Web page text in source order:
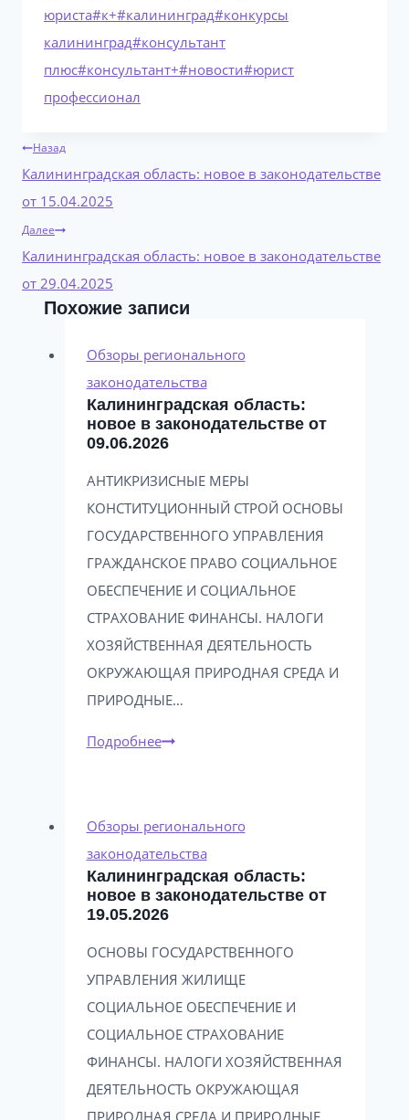
юриста#к+#калининград#конкурсы
калининград#консультант
плюс#консультант+#новости#юрист
профессионал
Навигация
по
записям
Назад
Калининградская область: новое в законодательстве
от 15.04.2025
Далее
Калининградская область: новое в законодательстве
от 29.04.2025
Похожие записи
Обзоры регионального
законодательства
Калининградская область:
новое в законодательстве от
09.06.2026
АНТИКРИЗИСНЫЕ МЕРЫ
КОНСТИТУЦИОННЫЙ СТРОЙ ОСНОВЫ
ГОСУДАРСТВЕННОГО УПРАВЛЕНИЯ
ГРАЖДАНСКОЕ ПРАВО СОЦИАЛЬНОЕ
ОБЕСПЕЧЕНИЕ И СОЦИАЛЬНОЕ
СТРАХОВАНИЕ ФИНАНСЫ. НАЛОГИ
ХОЗЯЙСТВЕННАЯ ДЕЯТЕЛЬНОСТЬ
ОКРУЖАЮЩАЯ ПРИРОДНАЯ СРЕДА И
ПРИРОДНЫЕ…
ПодробнееКалининградская
в
законодательстве
от
09.06.2026
Обзоры регионального
законодательства
Калининградская область:
новое в законодательстве от
19.05.2026
ОСНОВЫ ГОСУДАРСТВЕННОГО
УПРАВЛЕНИЯ ЖИЛИЩЕ
СОЦИАЛЬНОЕ ОБЕСПЕЧЕНИЕ И
СОЦИАЛЬНОЕ СТРАХОВАНИЕ
ФИНАНСЫ. НАЛОГИ ХОЗЯЙСТВЕННАЯ
ДЕЯТЕЛЬНОСТЬ ОКРУЖАЮЩАЯ
ПРИРОДНАЯ СРЕДА И ПРИРОДНЫЕ